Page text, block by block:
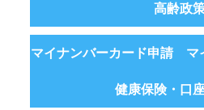
高齢政
マイナンバーカード申請 マ
健康保険・口